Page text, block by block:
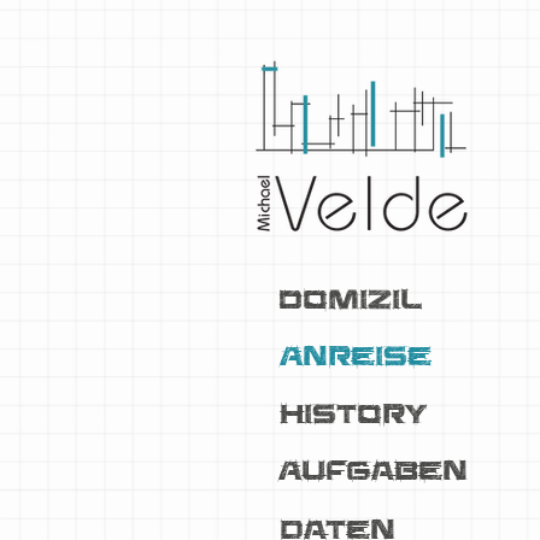
Domizil
Anreise
History
Aufgaben
daten